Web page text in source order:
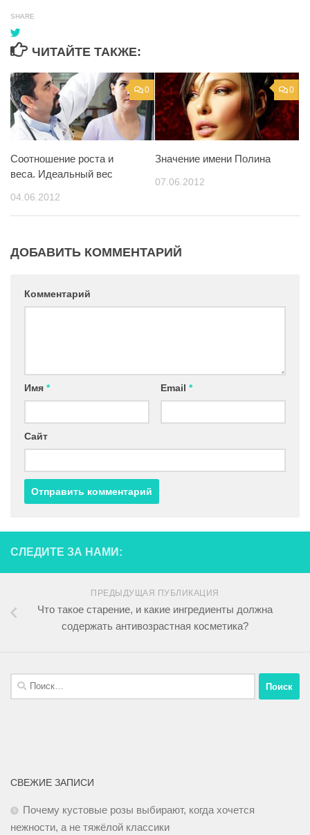
SHARE
ЧИТАЙТЕ ТАКЖЕ:
0
Соотношение роста и
веса. Идеальный вес
04.06.2012
0
Значение имени Полина
07.06.2012
ДОБАВИТЬ КОММЕНТАРИЙ
Комментарий
Имя * Email *
Сайт
СЛЕДИТЕ ЗА НАМИ:
ПРЕДЫДУЩАЯ ПУБЛИКАЦИЯ
Что такое старение, и какие ингредиенты должна
содержать антивозрастная косметика?
СВЕЖИЕ ЗАПИСИ
Почему кустовые розы выбирают, когда хочется
нежности, а не тяжёлой классики